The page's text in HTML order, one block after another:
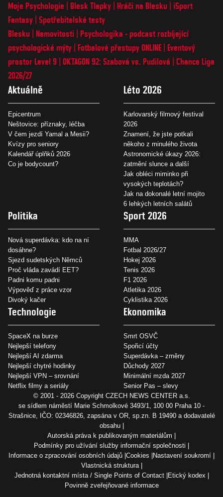
Moje Psychologie Blesk Tlapky Hráči na Blesku
iSport
Fantasy Spotřebitelské testy
Blesku
Nemovitosti
Psychologika - podcast rozbíjející
psychologické mýty
Fotbalové přestupy ONLINE
Eventový
prostor Level 9 OKTAGON 92: Szabová vs. Pudilová
Chance Liga
2026/27
Aktuálně
Epicentrum
Neštovice: příznaky, léčba
V čem jezdí Yamal a Mesii?
Kvízy pro seniory
Kalendář úplňků 2026
Co je bodycount?
Léto 2026
Karlovarský filmový festival
2026
Znamení, že jste potkali
někoho z minulého života
Astronomické úkazy 2026:
zatmění slunce a další
Jak obléci miminko při
vysokých teplotách?
Jak na dokonalé letní mojito
6 lehkých letních salátů
Politika
Nová superdávka: kdo na ní
dosáhne?
Sjezd sudetských Němců
Proč vláda zavádí EET?
Padni komu padni
Výpověď z práce vzor
Divoký kačer
Sport 2026
MMA
Fotbal 2026/27
Hokej 2026
Tenis 2026
F1 2026
Atletika 2026
Cyklistika 2026
Technologie
SpaceX na burze
Nejlepší telefony
Nejlepší AI zdarma
Nejlepší chytré hodinky
Nejlepší VPN – srovnání
Netflix filmy a seriály
Ekonomika
Smrt OSVČ
Spořicí účty
Superdávka – změny
Důchody 2027
Minimální mzda 2027
Senior Pas – slevy
© 2001 - 2026 Copyright CZECH NEWS CENTER a.s.
se sídlem náměstí Marie Schmolkové 3493/1, 100 00 Praha 10 -
Strašnice, IČO: 02346826, zapsána v OR, sp.zn. B 19490 a dodavatelé
obsahu
Autorská práva k publikovaným materiálům
Podmínky pro užívání služby informační společnosti
Informace o zpracování osobních údajů Cookies
Nastavení soukromí
Vlastnická struktura
Jednotná kontaktní místa / Single Points of Contact
Etický kodex
Povinně zveřejňované informace